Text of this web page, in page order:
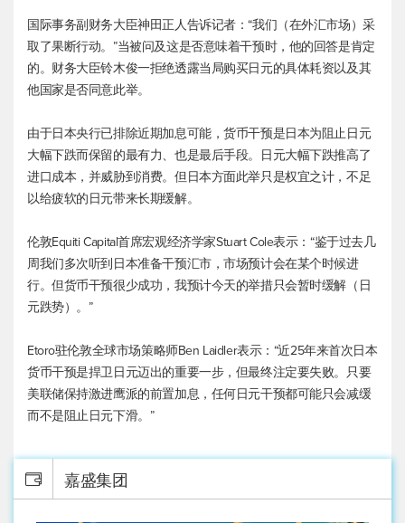
国际事务副财务大臣神田正人告诉记者：“我们（在外汇市场）采
取了果断行动。”当被问及这是否意味着干预时，他的回答是肯定
的。财务大臣铃木俊一拒绝透露当局购买日元的具体耗资以及其
他国家是否同意此举。
由于日本央行已排除近期加息可能，货币干预是日本为阻止日元
大幅下跌而保留的最有力、也是最后手段。日元大幅下跌推高了
进口成本，并威胁到消费。但日本方面此举只是权宜之计，不足
以给疲软的日元带来长期缓解。
伦敦Equiti Capital首席宏观经济学家Stuart Cole表示：“鉴于过去几
周我们多次听到日本准备干预汇市，市场预计会在某个时候进
行。但货币干预很少成功，我预计今天的举措只会暂时缓解（日
元跌势）。”
Etoro驻伦敦全球市场策略师Ben Laidler表示：“近25年来首次日本
货币干预是捍卫日元迈出的重要一步，但最终注定要失败。只要
美联储保持激进鹰派的前置加息，任何日元干预都可能只会减缓
而不是阻止日元下滑。”
嘉盛集团